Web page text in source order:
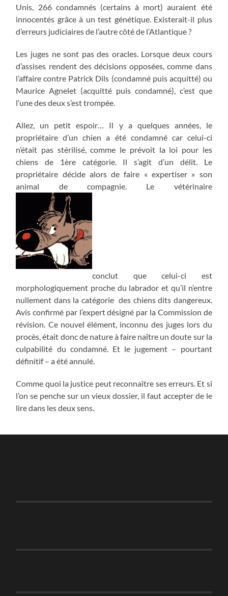
Unis, 266 condamnés (certains à mort) auraient été
innocentés grâce à un test génétique. Existerait-il plus
d’erreurs judiciaires de l’autre côté de l’Atlantique ?
Les juges ne sont pas des oracles. Lorsque deux cours
d’assises rendent des décisions opposées, comme dans
l’affaire contre Patrick Dils (condamné puis acquitté) ou
Maurice Agnelet (acquitté puis condamné), c’est que
l’une des deux s’est trompée.
Allez, un petit espoir… Il y a quelques années, le
propriétaire d’un chien a été condamné car celui-ci
n’était pas stérilisé, comme le prévoit la loi pour les
chiens de 1ère catégorie. Il s’agit d’un délit. Le
propriétaire décide alors de faire « expertiser » son
animal de compagnie. Le vétérinaire
conclut que celui-ci est
morphologiquement proche du labrador et qu’il n’entre
nullement dans la catégorie des chiens dits dangereux.
Avis confirmé par l’expert désigné par la Commission de
révision. Ce nouvel élément, inconnu des juges lors du
procès, était donc de nature à faire naître un doute sur la
culpabilité du condamné. Et le jugement – pourtant
définitif – a été annulé.
Comme quoi la justice peut reconnaître ses erreurs. Et si
l’on se penche sur un vieux dossier, il faut accepter de le
lire dans les deux sens.